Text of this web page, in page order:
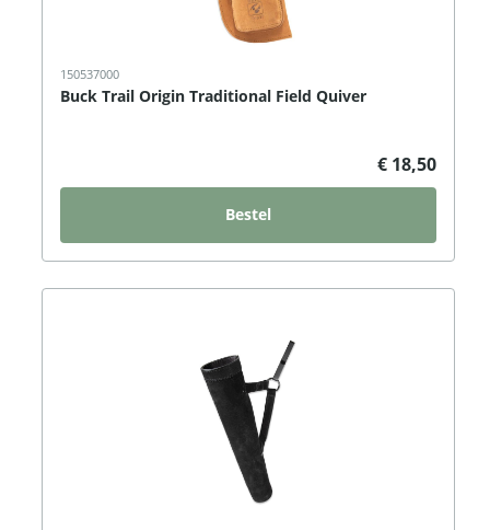
150537000
Buck Trail Origin Traditional Field Quiver
€ 18,50
Bestel